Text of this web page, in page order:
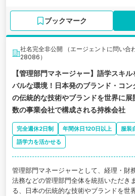
ブックマーク
社名完全非公開 （エージェントに問い合
28086）
【管理部門マネージャー】語学スキ
バルな環境！日本発のブランド・コ
の伝統的な技術やブランドを世界に
数の事業会社で構成される持株会社
完全週休2日制 年間休日120日以上 服装
語学力を活かせる
管理部門マネージャーとして、経理・財
法務などの管理部門全体を統括いただき
る、日本の伝統的な技術やブランドを世